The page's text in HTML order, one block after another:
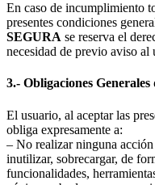
En caso de incumplimiento
presentes condiciones
SEGURA se reserva el
necesidad de previo aviso al
3.- Obligaciones
El usuario, al aceptar las
obliga expresamente a:
– No realizar ninguna
inutilizar, sobrecargar, de
funcionalidades,